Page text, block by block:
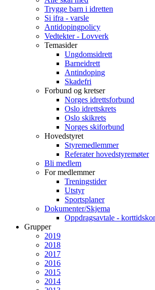
Trygge barn i idretten
Si ifra - varsle
Antidopingpolicy
Vedtekter - Lovverk
Temasider
Ungdomsidrett
Barneidrett
Antindoping
Skadefri
Forbund og kretser
Norges idrettsforbund
Oslo idrettskrets
Oslo skikrets
Norges skiforbund
Hovedstyret
Styremedlemmer
Referater hovedstyremøter
Bli medlem
For medlemmer
Treningstider
Utstyr
Sportsplaner
Dokumenter/Skjema
Oppdragsavtale -
Grupper
2019
2018
2017
2016
2015
2014